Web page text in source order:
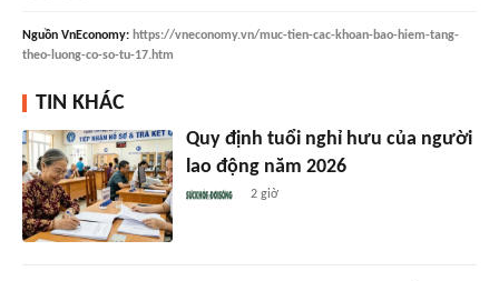
Nguồn VnEconomy: https://vneconomy.vn/muc-tien-cac-khoan-bao-hiem-tang-
theo-luong-co-so-tu-17.htm
TIN KHÁC
Quy định tuổi nghỉ hưu của người
lao động năm 2026
2 giờ